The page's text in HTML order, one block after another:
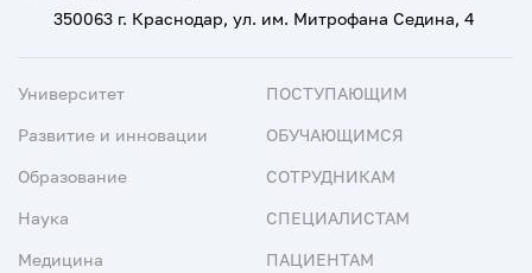
350063 г. Краснодар, ул. им. Митрофана Седина, 4
Университет
Развитие и инновации
Образование
Наука
Медицина
ПОСТУПАЮЩИМ
ОБУЧАЮЩИМСЯ
СОТРУДНИКАМ
СПЕЦИАЛИСТАМ
ПАЦИЕНТАМ